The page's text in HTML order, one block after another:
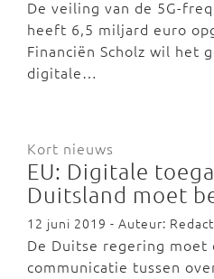
De veiling van de 5G-
heeft 6,5 miljard euro
Financiën Scholz wil het
digitale…
Kort nieuws
EU: Digitale
Duitsland moet
12 juni 2019 - Auteur:
De Duitse regering moet
communicatie tussen